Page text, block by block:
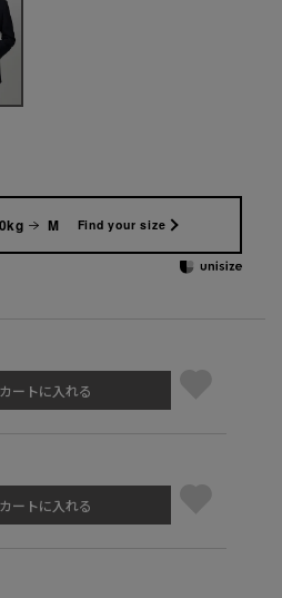
M Find your size
カートに入れる
カートに入れる